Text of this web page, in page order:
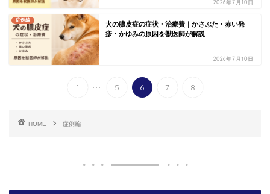
2026年7月10日
症例編
犬の膿皮症の症状・治療費｜かさぶた・赤い発
疹・かゆみの原因を獣医師が解説
2026年7月10日
1 ... 5 6 7 8
HOME 症例編